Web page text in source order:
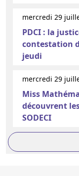
mercredi 29
PDCI : la
contestation
jeudi
mercredi 29
Miss
découvrent
SODECI